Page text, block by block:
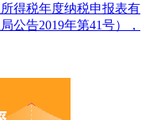
得税年度纳税申报表有
公告2019年第41号），